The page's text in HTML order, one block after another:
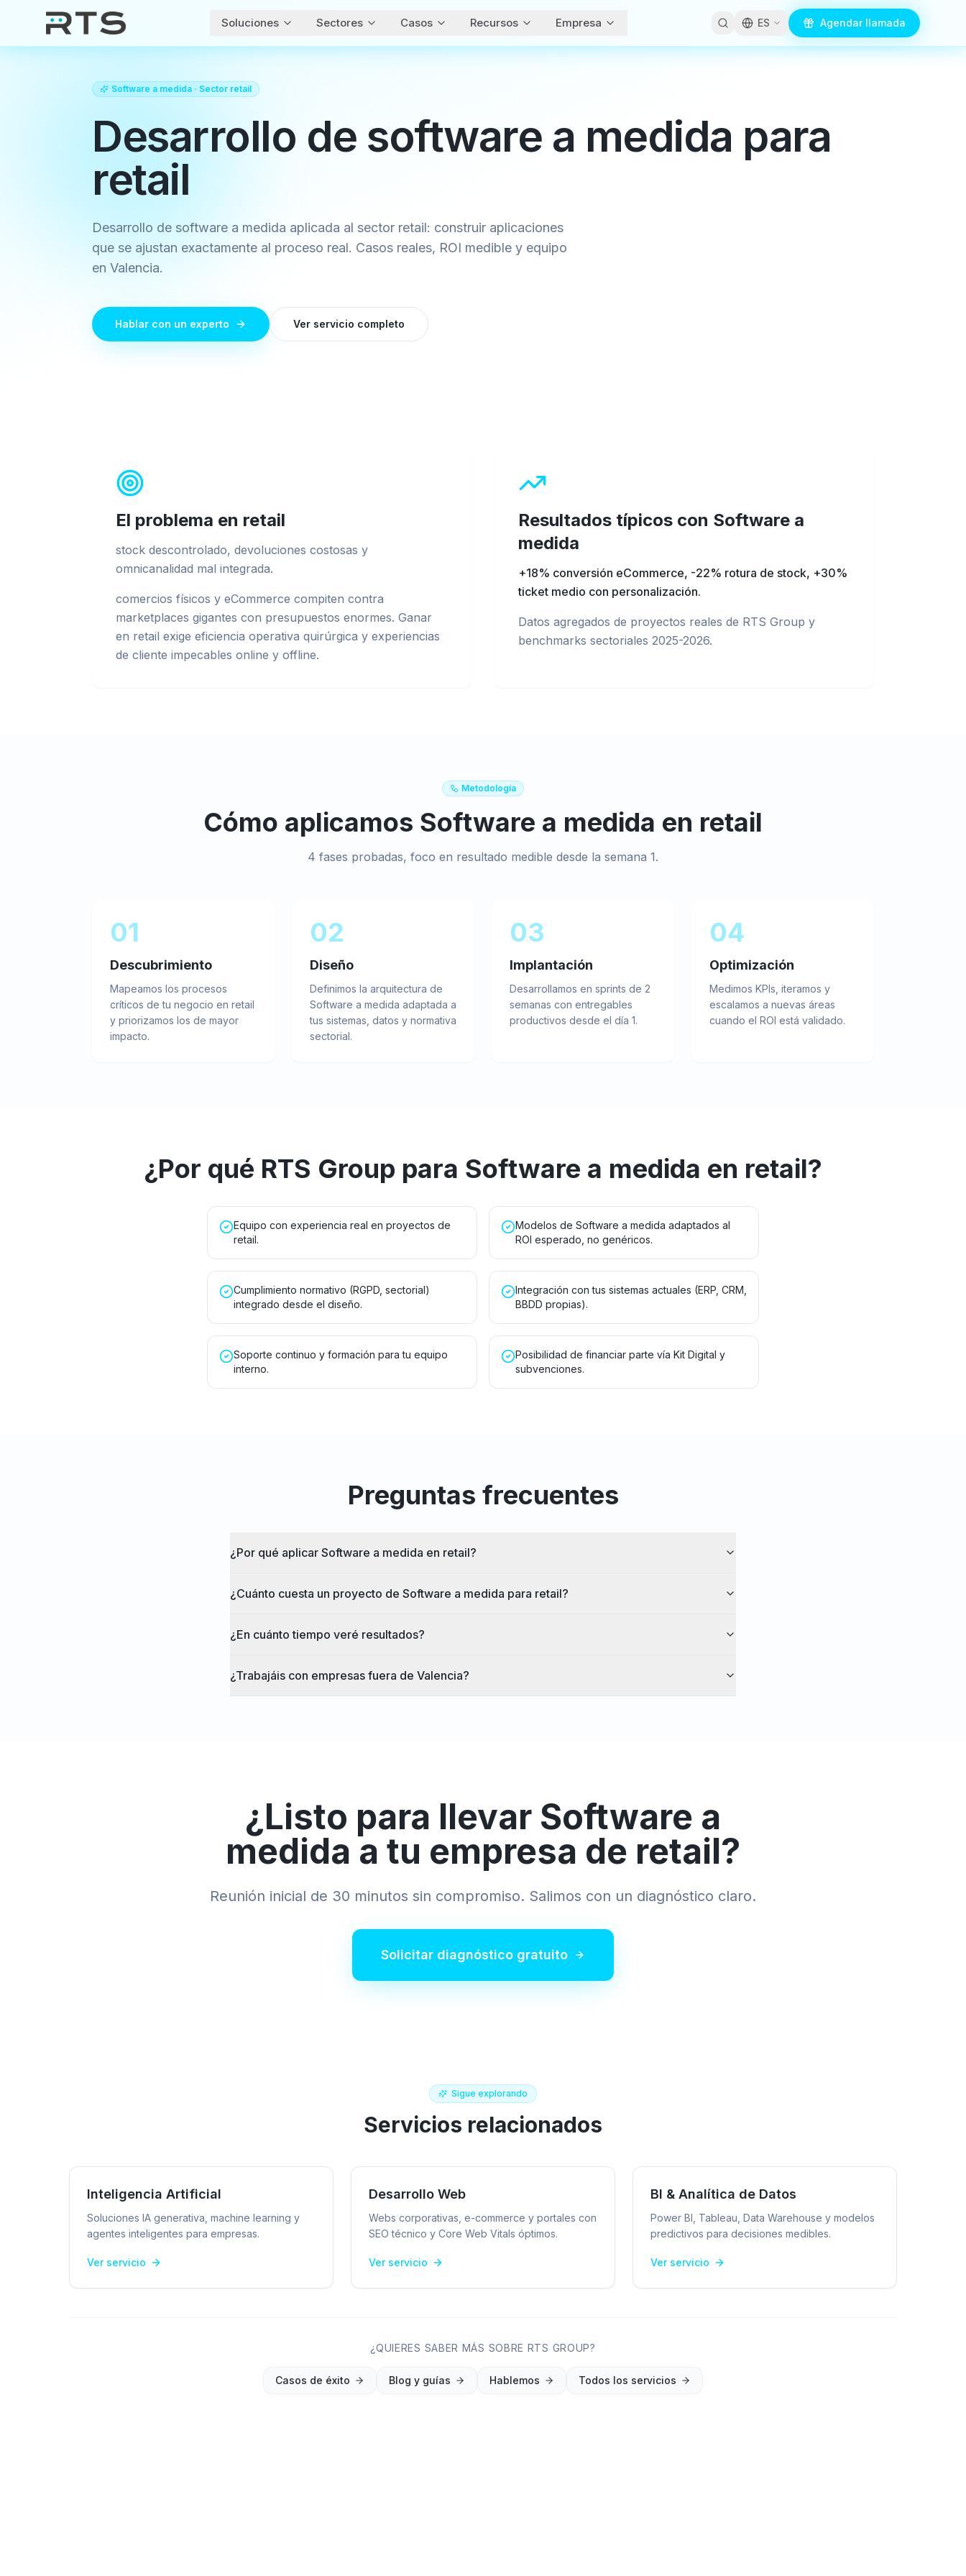
Soluciones Sectores Casos Recursos Empresa ES Agendar llamada
Software a medida · Sector retail
Desarrollo de software a medida para
retail
Desarrollo de software a medida aplicada al sector retail: construir aplicaciones
que se ajustan exactamente al proceso real. Casos reales, ROI medible y equipo
en Valencia.
Hablar con un experto Ver servicio completo
El problema en retail
stock descontrolado, devoluciones costosas y
omnicanalidad mal integrada.
comercios físicos y eCommerce compiten contra
marketplaces gigantes con presupuestos enormes. Ganar
en retail exige eficiencia operativa quirúrgica y experiencias
de cliente impecables online y offline.
Resultados típicos con Software a
medida
+18% conversión eCommerce, -22% rotura de stock, +30%
ticket medio con personalización.
Datos agregados de proyectos reales de RTS Group y
benchmarks sectoriales 2025-2026.
Metodología
Cómo aplicamos Software a medida en retail
4 fases probadas, foco en resultado medible desde la semana 1.
01
Descubrimiento
Mapeamos los procesos
críticos de tu negocio en retail
y priorizamos los de mayor
impacto.
02
Diseño
Definimos la arquitectura de
Software a medida adaptada a
tus sistemas, datos y normativa
sectorial.
03
Implantación
Desarrollamos en sprints de 2
semanas con entregables
productivos desde el día 1.
04
Optimización
Medimos KPIs, iteramos y
escalamos a nuevas áreas
cuando el ROI está validado.
¿Por qué RTS Group para Software a medida en retail?
Equipo con experiencia real en proyectos de
retail.
Modelos de Software a medida adaptados al
ROI esperado, no genéricos.
Cumplimiento normativo (RGPD, sectorial)
integrado desde el diseño.
Integración con tus sistemas actuales (ERP, CRM,
BBDD propias).
Soporte continuo y formación para tu equipo
interno.
Posibilidad de financiar parte vía Kit Digital y
subvenciones.
Preguntas frecuentes
¿Por qué aplicar Software a medida en retail?
¿Cuánto cuesta un proyecto de Software a medida para retail?
¿En cuánto tiempo veré resultados?
¿Trabajáis con empresas fuera de Valencia?
¿Listo para llevar Software a
medida a tu empresa de retail?
Reunión inicial de 30 minutos sin compromiso. Salimos con un diagnóstico claro.
Solicitar diagnóstico gratuito
Sigue explorando
Servicios relacionados
Inteligencia Artificial
Soluciones IA generativa, machine learning y
agentes inteligentes para empresas.
Ver servicio
Desarrollo Web
Webs corporativas, e-commerce y portales con
SEO técnico y Core Web Vitals óptimos.
Ver servicio
BI & Analítica de Datos
Power BI, Tableau, Data Warehouse y modelos
predictivos para decisiones medibles.
Ver servicio
¿QUIERES SABER MÁS SOBRE RTS GROUP?
Casos de éxito Blog y guías Hablemos Todos los servicios